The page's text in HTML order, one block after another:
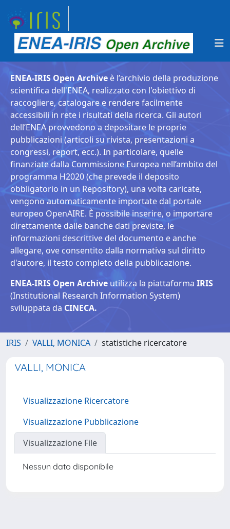
ENEA-IRIS Open Archive è l’archivio della produzione
scientifica dell'ENEA, realizzato con l'obiettivo di
raccogliere, catalogare e rendere facilmente
accessibili in rete i risultati della ricerca. Gli autori
dell’ENEA provvedono a depositare le proprie
pubblicazioni (articoli su rivista, presentazioni a
congressi, report, ecc.). In particolare, quelle
finanziate dalla Commissione Europea nell’ambito del
programma H2020 (che prevede il deposito
obbligatorio in un Repository), una volta caricate,
vengono automaticamente importate dal portale
europeo OpenAIRE. È possibile inserire, o importare
direttamente dalle banche dati previste, le
informazioni descrittive del documento e anche
allegare, ove consentito dalla normativa sul diritto
d'autore, il testo completo della pubblicazione.
ENEA-IRIS Open Archive utilizza la piattaforma IRIS
(Institutional Research Information System)
sviluppata da CINECA.
IRIS VALLI, MONICA statistiche ricercatore
VALLI, MONICA
Visualizzazione Ricercatore
Visualizzazione Pubblicazione
Visualizzazione File
Nessun dato disponibile